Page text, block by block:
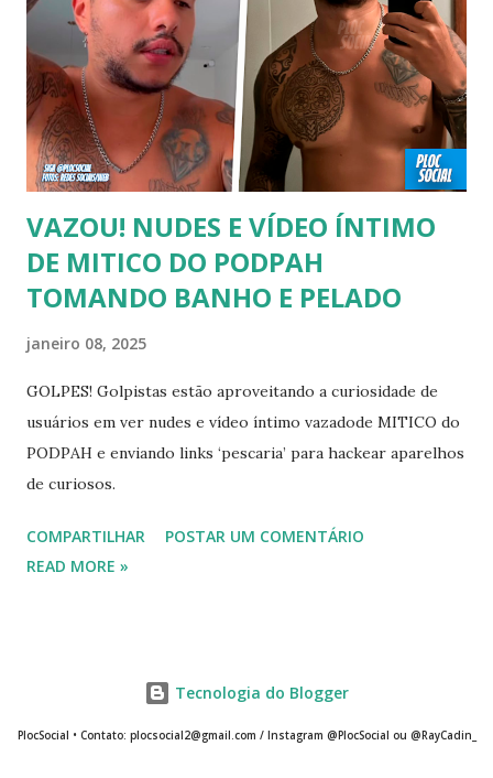
a ele sair ou não. As pessoas mencionadas nesse vídeo
escolheram ser públicas e antes deste TODAS já tiveram a
sexualidade exposta. MAIORES DE 60 ANOS Tuca Andrada
00:41 Famosos foi flagrado beijando outro homem no
carnaval do Rio Alexandre Frota 00:56 Ator se diz hetero,
mas fez filmes com tr...
VAZOU! NUDES E VÍDEO ÍNTIMO
DE MITICO DO PODPAH
TOMANDO BANHO E PELADO
janeiro 08, 2025
GOLPES! Golpistas estão aproveitando a curiosidade de
usuários em ver nudes e vídeo íntimo vazadode MITICO do
PODPAH e enviando links ‘pescaria’ para hackear aparelhos
de curiosos.
COMPARTILHAR
POSTAR UM COMENTÁRIO
READ MORE »
Tecnologia do Blogger
PlocSocial • Contato: plocsocial2@gmail.com / Instagram @PlocSocial ou @RayCadin_